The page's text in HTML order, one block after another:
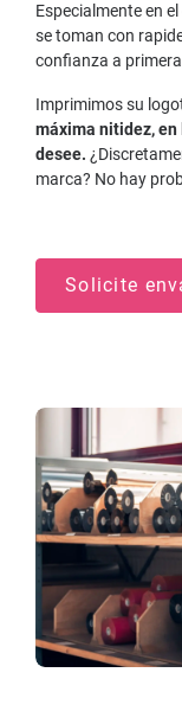
Especialmente en
se toman con
confianza a
Imprimimos su
máxima nitidez, en
desee.
marca? No hay
Solicite